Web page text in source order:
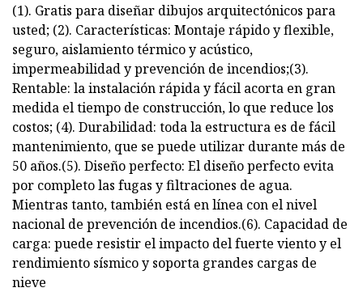
(1). Gratis para diseñar dibujos arquitectónicos para
usted; (2). Características: Montaje rápido y flexible,
seguro, aislamiento térmico y acústico,
impermeabilidad y prevención de incendios;(3).
Rentable: la instalación rápida y fácil acorta en gran
medida el tiempo de construcción, lo que reduce los
costos; (4). Durabilidad: toda la estructura es de fácil
mantenimiento, que se puede utilizar durante más de
50 años.(5). Diseño perfecto: El diseño perfecto evita
por completo las fugas y filtraciones de agua.
Mientras tanto, también está en línea con el nivel
nacional de prevención de incendios.(6). Capacidad de
carga: puede resistir el impacto del fuerte viento y el
rendimiento sísmico y soporta grandes cargas de
nieve